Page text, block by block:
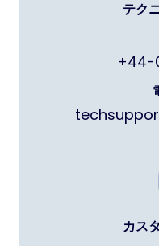
テク
+44-
カス